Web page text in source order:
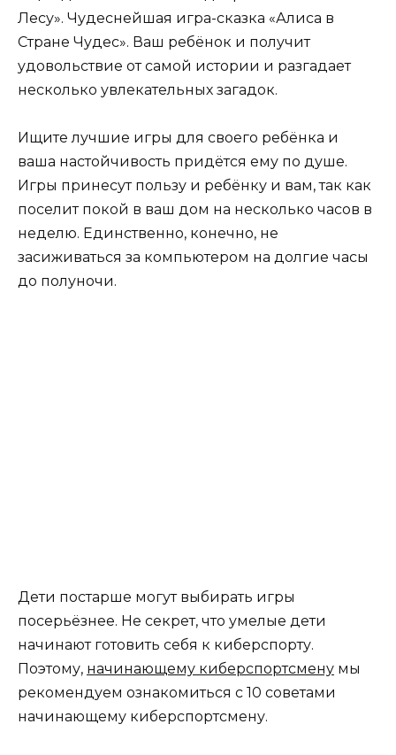
Лесу». Чудеснейшая игра-сказка «Алиса в
Стране Чудес». Ваш ребёнок и получит
удовольствие от самой истории и разгадает
несколько увлекательных загадок.
Ищите лучшие игры для своего ребёнка и
ваша настойчивость придётся ему по душе.
Игры принесут пользу и ребёнку и вам, так как
поселит покой в ваш дом на несколько часов в
неделю. Единственно, конечно, не
засиживаться за компьютером на долгие часы
до полуночи.
Дети постарше могут выбирать игры
посерьёзнее. Не секрет, что умелые дети
начинают готовить себя к киберспорту.
Поэтому, начинающему киберспортсмену мы
рекомендуем ознакомиться с 10 советами
начинающему киберспортсмену.